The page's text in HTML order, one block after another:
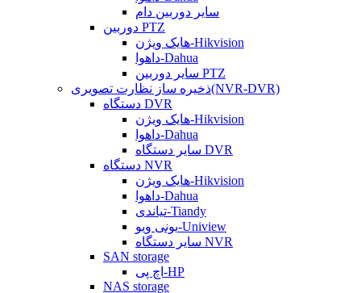
سایر دوربین دام
دوربین PTZ
هایک ویژن-Hikvision
داهوا-Dahua
سایر دوربین PTZ
ذخیره ساز نظارت تصویری(NVR-DVR)
دستگاه DVR
هایک ویژن-Hikvision
داهوا-Dahua
سایر دستگاه DVR
دستگاه NVR
هایک ویژن-Hikvision
داهوا-Dahua
تیاندی-Tiandy
یونی ویو-Uniview
سایر دستگاه NVR
SAN storage
اچ پی-HP
NAS storage